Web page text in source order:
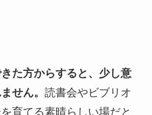
た方からすると、少し意
せん。 読書会やビブリオ
育てる素晴らしい場だと